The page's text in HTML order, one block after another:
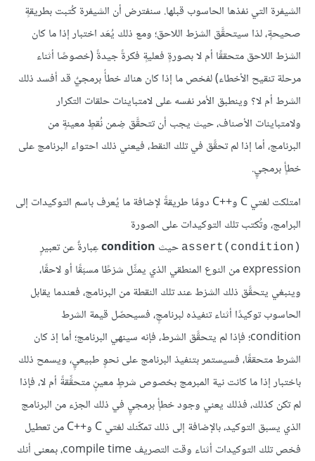
الشيفرة التي نفذها الحاسوب قبلها. سنفترض أن الشيفرة كُتبت بطريقةٍ
صحيحةٍ، لذا سيتحقَّق الشرْط اللاحق؛ ومع ذلك يُعَد اختبار إذا ما كان
الشرْط اللاحق متحققًا أم لا بصورةٍ فعليةٍ فكرةً جيدةً (خصوصًا أثناء
مرحلة تنقيح الأخطاء) لفحْص ما إذا كان هناك خطأٌ برمجيٌ قد أفسد ذلك
الشرط أم لا؟ وينطبق الأمر نفسه على لامتباينات حلقات التكرار
ولامتباينات الأصناف، حيث يجب أن تتحقَّق ضِمن نُقطٍ معينةٍ من
البرنامج، أما إذا لم تحقَّق في تلك النقط، فيعني ذلك احتواء البرنامج على
خطأٍ برمجيٍ.
امتلكت لغتي C وC++‎ دومًا طريقةً لإضافة ما يُعرف باسم التوكيدات إلى
البرامج، وتُكتب تلك التوكيدات على الصورة
assert(condition)‎ حيث conditionعِبارةٌ عن تعبيرٍ
expression من النوع المنطقي الذي يمثِّل شرْطًا مسبَقًا أو لاحقًا،
وينبغي يتحقَّق ذلك الشرْط عند تلك النقطة من البرنامج، فعندما يقابل
الحاسوب توكيدًا أثناء تنفيذه لبرنامجٍ، فسيحصّل قيمة الشرط
condition؛ فإذا لم يتحقَّق الشرط، فإنه سينهي البرنامج؛ أما إذ كان
الشرط متحققًا، فسيستمر بتنفيذ البرنامج على نحوٍ طبيعيٍ، ويسمح ذلك
باختبار إذا ما كانت نية المبرمج بخصوص شرطٍ معينٍ متحقِّقةً أم لا، فإذا
لم تكن كذلك، فذلك يعني وجود خطأٍ برمجيٍ في ذلك الجزء من البرنامج
الذي يسبق التوكيد، بالإضافة إلى ذلك تمكّنك لغتي C وC++‎ من تعطيل
فحْص تلك التوكيدات أثناء وقت التصريف compile time، بمعنى أنك